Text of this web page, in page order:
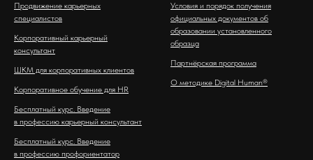
Продвижение карьерных
специалистов
Корпоративный карьерный
консультант
ШКМ для корпоративных клиентов
Корпоративное обучение для HR
Бесплатный курс. Введение
в профессию карьерный консультант
Бесплатный курс. Введение
в профессию профориентатор
Условия и порядок получения
официальных документов об
образовании установленного
образца
Партнёрская программа
О методике Digital Human®